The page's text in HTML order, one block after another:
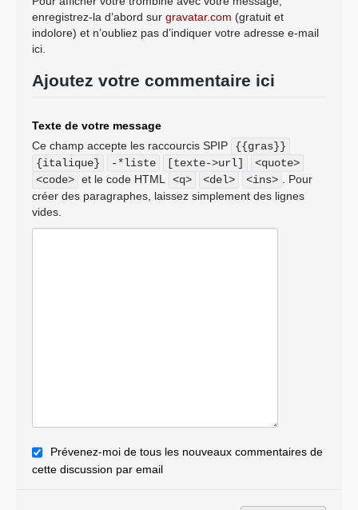
enregistrez-la d’abord sur gravatar.com (gratuit et
indolore) et n’oubliez pas d’indiquer votre adresse e-mail
ici.
Ajoutez votre commentaire ici
Texte de votre message
Ce champ accepte les raccourcis SPIP
{{gras}}
{italique}
-*liste [texte->url]
<quote>
<code> et le code HTML <q> <del> <ins>
. Pour
créer des paragraphes, laissez simplement des lignes
vides.
Prévenez-moi de tous les nouveaux commentaires de
cette discussion par email